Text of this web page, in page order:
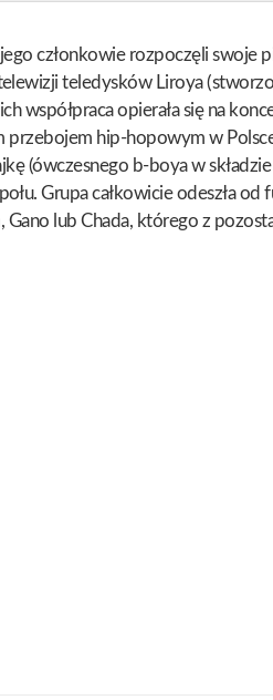
członkowie rozpoczęli
teledysków Liroya
współpraca opierała się na
przebojem hip-hopowym w
(ówczesnego b-boya w
Grupa całkowicie odeszła
lub Chada, którego z